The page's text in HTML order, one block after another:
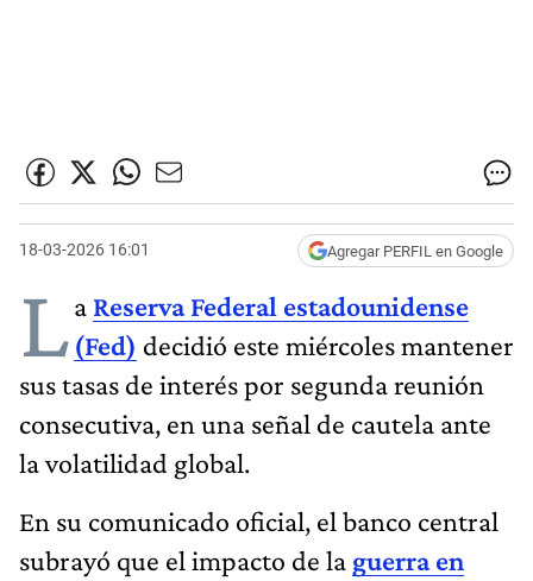
18-03-2026 16:01 Agregar PERFIL en Google
La Reserva Federal estadounidense
(Fed) decidió este miércoles mantener
sus tasas de interés por segunda reunión
consecutiva, en una señal de cautela ante
la volatilidad global.
En su comunicado oficial, el banco central
subrayó que el impacto de la guerra en